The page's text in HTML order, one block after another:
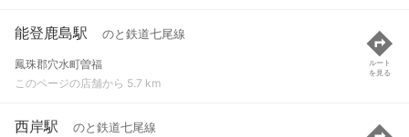
能登鹿島駅 のと鉄道七尾線
鳳珠郡穴水町曽福
このページの店舗から 5.7 km
ルート
を見る
西岸駅 のと鉄道七尾線